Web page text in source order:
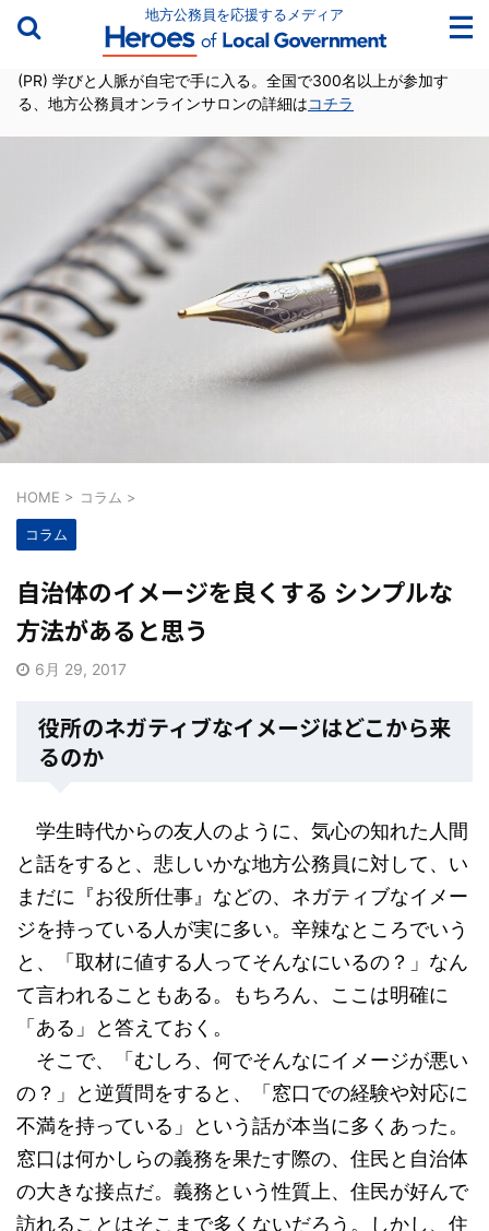
地方公務員を応援するメディア
(PR) 学びと人脈が自宅で手に入る。全国で300名以上が参加す
る、地方公務員オンラインサロンの詳細はコチラ
HOME > コラム >
コラム
自治体のイメージを良くする シンプルな
方法があると思う
6月 29, 2017
役所のネガティブなイメージはどこから来
るのか
学生時代からの友人のように、気心の知れた人間
と話をすると、悲しいかな地方公務員に対して、い
まだに『お役所仕事』などの、ネガティブなイメー
ジを持っている人が実に多い。辛辣なところでいう
と、「取材に値する人ってそんなにいるの？」なん
て言われることもある。もちろん、ここは明確に
「ある」と答えておく。
そこで、「むしろ、何でそんなにイメージが悪い
の？」と逆質問をすると、「窓口での経験や対応に
不満を持っている」という話が本当に多くあった。
窓口は何かしらの義務を果たす際の、住民と自治体
の大きな接点だ。義務という性質上、住民が好んで
訪れることはそこまで多くないだろう。しかし、住